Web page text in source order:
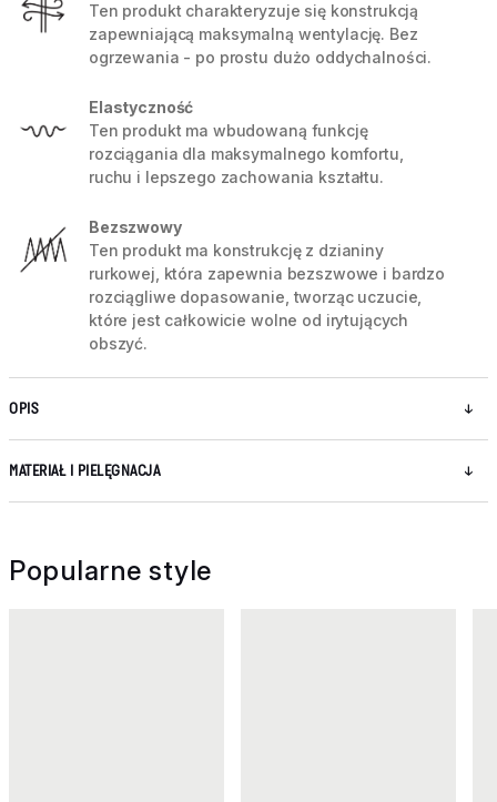
Ten produkt charakteryzuje się konstrukcją
zapewniającą maksymalną wentylację. Bez
ogrzewania - po prostu dużo oddychalności.
Elastyczność
Ten produkt ma wbudowaną funkcję
rozciągania dla maksymalnego komfortu,
ruchu i lepszego zachowania kształtu.
Bezszwowy
Ten produkt ma konstrukcję z dzianiny
rurkowej, która zapewnia bezszwowe i bardzo
rozciągliwe dopasowanie, tworząc uczucie,
które jest całkowicie wolne od irytujących
obszyć.
OPIS
MATERIAŁ I PIELĘGNACJA
Popularne style